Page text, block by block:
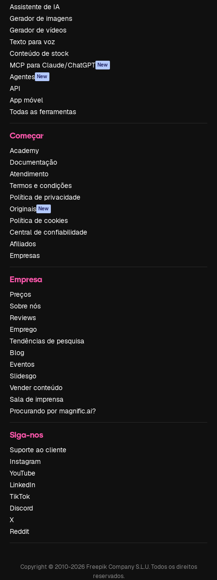
Assistente de IA
Gerador de imagens
Gerador de vídeos
Texto para voz
Conteúdo de stock
MCP para Claude/ChatGPT New
Agentes New
API
App móvel
Todas as ferramentas
Começar
Academy
Documentação
Atendimento
Termos e condições
Política de privacidade
Originais New
Política de cookies
Central de confiabilidade
Afiliados
Empresas
Empresa
Preços
Sobre nós
Reviews
Emprego
Tendências de pesquisa
Blog
Eventos
Slidesgo
Vender conteúdo
Sala de imprensa
Procurando por magnific.ai?
Siga-nos
Suporte ao cliente
Instagram
YouTube
LinkedIn
TikTok
Discord
X
Reddit
Copyright © 2010-2026Freepik Company S.L.U. Todos os direitos
reservados.